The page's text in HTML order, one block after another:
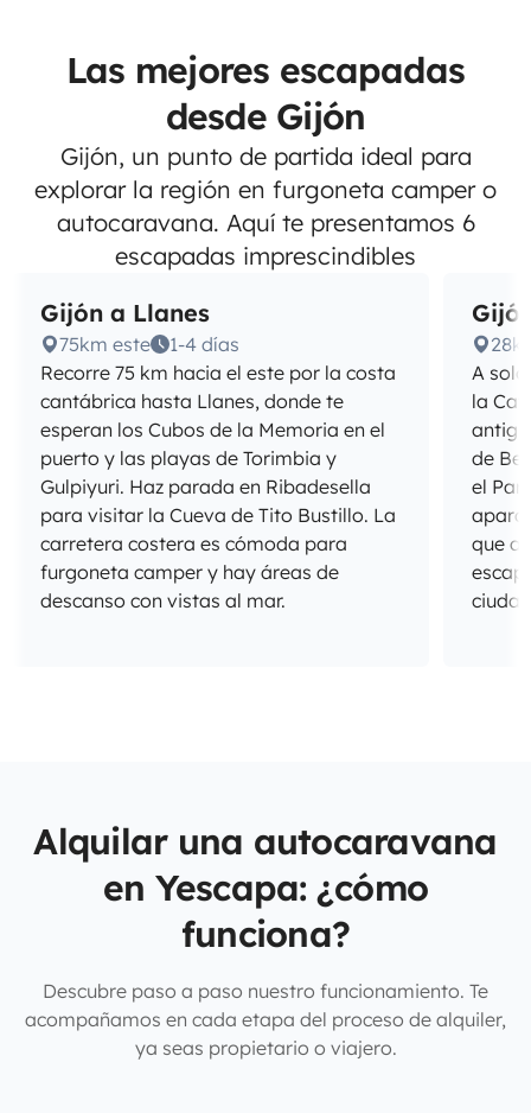
Las mejores escapadas
desde Gijón
Gijón, un punto de partida ideal para
explorar la región en furgoneta camper o
autocaravana. Aquí te presentamos 6
escapadas imprescindibles
Gijón a Llanes
75km este
1-4 días
Recorre 75 km hacia el este por la costa
cantábrica hasta Llanes, donde te
esperan los Cubos de la Memoria en el
puerto y las playas de Torimbia y
Gulpiyuri. Haz parada en Ribadesella
para visitar la Cueva de Tito Bustillo. La
carretera costera es cómoda para
furgoneta camper y hay áreas de
descanso con vistas al mar.
A
la
de
el
que
Alquilar una autocaravana
en Yescapa: ¿cómo
funciona?
Descubre paso a paso nuestro funcionamiento. Te
acompañamos en cada etapa del proceso de alquiler,
ya seas propietario o viajero.